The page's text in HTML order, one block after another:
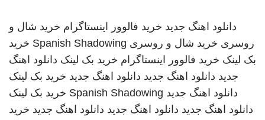
دانلود اهنگ جدید خرید فالوور اینستاگرام خرید شال و
روسری خرید شال و روسری Spanish Shadowing خرید
بک لینک خرید فالوور اینستاگرام خرید بک لینک دانلود اهنگ
جدید دانلود اهنگ جدید دانلود اهنگ جدید خرید بک لینک
دانلود اهنگ جدید Spanish Shadowing خرید بک لینک
دانلود اهنگ جدید دانلود اهنگ جدید دانلود اهنگ جدید خرید